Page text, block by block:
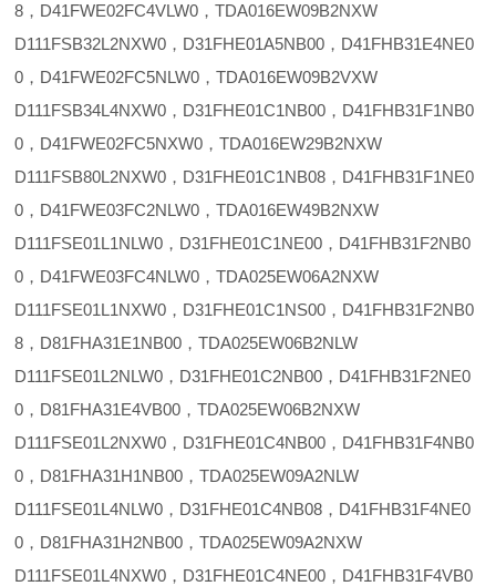
8，D41FWE02FC4VLW0，TDA016EW09B2NXW
D111FSB32L2NXW0，D31FHE01A5NB00，D41FHB31E4NE0
0，D41FWE02FC5NLW0，TDA016EW09B2VXW
D111FSB34L4NXW0，D31FHE01C1NB00，D41FHB31F1NB0
0，D41FWE02FC5NXW0，TDA016EW29B2NXW
D111FSB80L2NXW0，D31FHE01C1NB08，D41FHB31F1NE0
0，D41FWE03FC2NLW0，TDA016EW49B2NXW
D111FSE01L1NLW0，D31FHE01C1NE00，D41FHB31F2NB0
0，D41FWE03FC4NLW0，TDA025EW06A2NXW
D111FSE01L1NXW0，D31FHE01C1NS00，D41FHB31F2NB0
8，D81FHA31E1NB00，TDA025EW06B2NLW
D111FSE01L2NLW0，D31FHE01C2NB00，D41FHB31F2NE0
0，D81FHA31E4VB00，TDA025EW06B2NXW
D111FSE01L2NXW0，D31FHE01C4NB00，D41FHB31F4NB0
0，D81FHA31H1NB00，TDA025EW09A2NLW
D111FSE01L4NLW0，D31FHE01C4NB08，D41FHB31F4NE0
0，D81FHA31H2NB00，TDA025EW09A2NXW
D111FSE01L4NXW0，D31FHE01C4NE00，D41FHB31F4VB0